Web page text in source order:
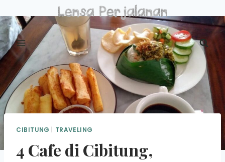
to
content
CIBITUNG | TRAVELING
4 Cafe di Cibitung,